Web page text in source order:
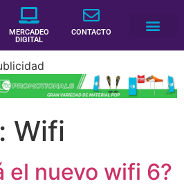
MERCADEO
DIGITAL
CONTACTO
Wifi
el nuevo wifi 6?